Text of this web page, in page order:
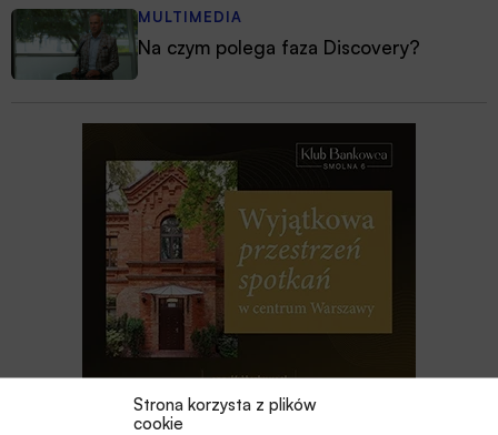
Strona korzysta z plików
cookie
MULTIMEDIA
Na czym polega faza Discovery?